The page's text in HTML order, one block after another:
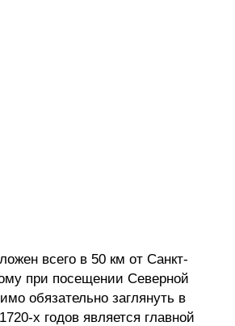
всего в 50 км от Санкт-
при посещении Северной
обязательно заглянуть в
х годов является главной